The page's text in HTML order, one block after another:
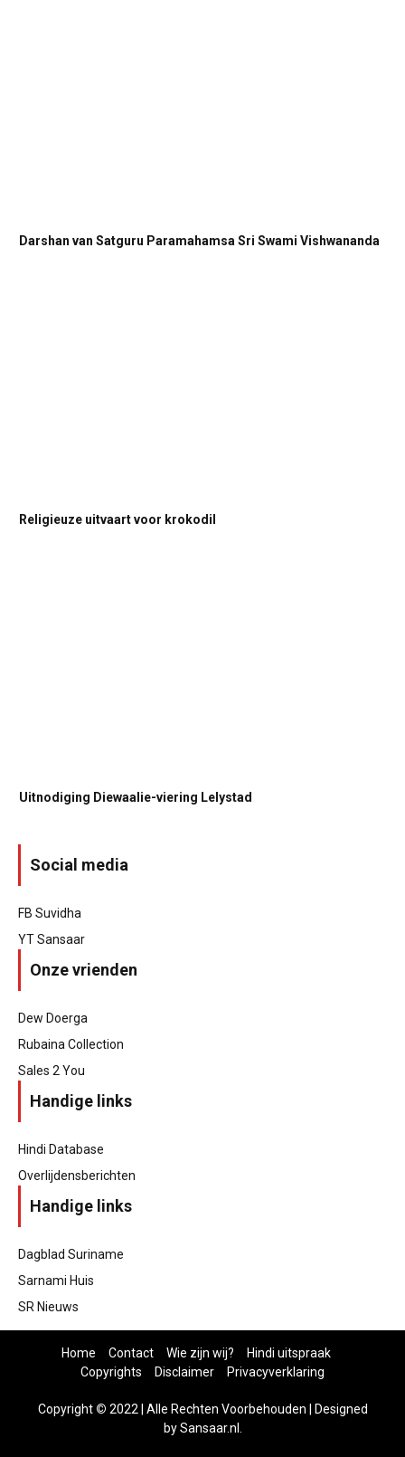
Darshan van Satguru Paramahamsa Sri Swami Vishwananda
Religieuze uitvaart voor krokodil
Uitnodiging Diewaalie-viering Lelystad
Social media
FB Suvidha
YT Sansaar
Onze vrienden
Dew Doerga
Rubaina Collection
Sales 2 You
Handige links
Hindi Database
Overlijdensberichten
Handige links
Dagblad Suriname
Sarnami Huis
SR Nieuws
Home Contact Wie zijn wij?
Hindi uitspraak
Copyrights
Disclaimer Privacyverklaring
Copyright © 2022 | Alle Rechten Voorbehouden | Designed
bySansaar.nl